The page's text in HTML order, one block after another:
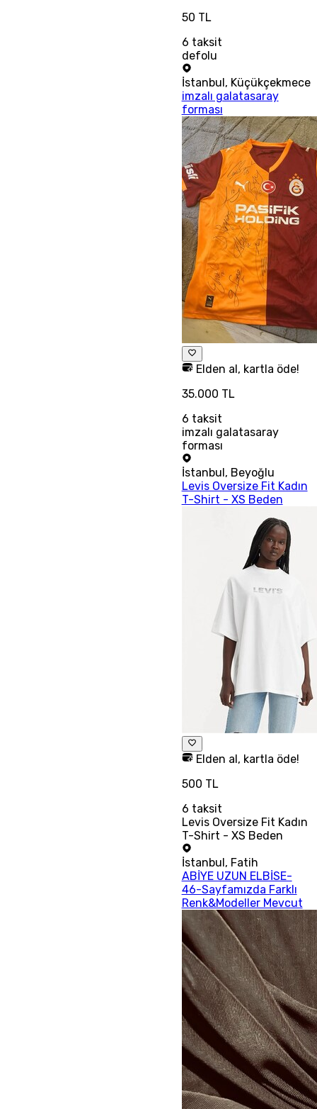
50 TL
6 taksit
defolu
İstanbul, Küçükçekmece
imzalı galatasaray
forması
Elden al, kartla öde!
35.000 TL
6 taksit
imzalı galatasaray
forması
İstanbul, Beyoğlu
Levis Oversize Fit Kadın
T-Shirt - XS Beden
Elden al, kartla öde!
500 TL
6 taksit
Levis Oversize Fit Kadın
T-Shirt - XS Beden
İstanbul , Fatih
ABİYE UZUN ELBİSE-
46-Sayfamızda Farklı
Renk&Modeller Mevcut